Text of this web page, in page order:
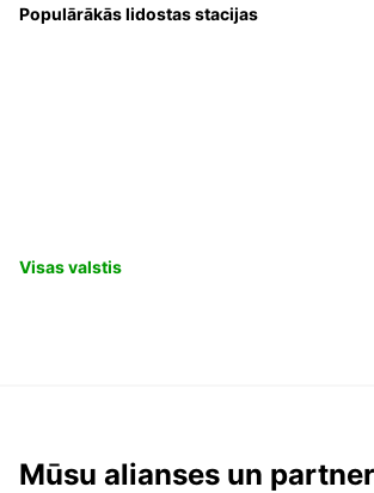
Populārākās lidostas stacijas
Visas valstis
Mūsu alianses un